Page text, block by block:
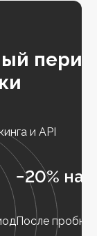
и API
−20% на
После